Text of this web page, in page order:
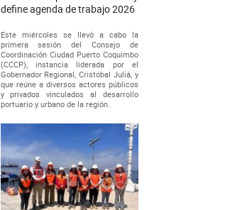
define agenda de trabajo 2026
Este miércoles se llevó a cabo la
primera sesión del Consejo de
Coordinación Ciudad Puerto Coquimbo
(CCCP), instancia liderada por el
Gobernador Regional, Cristóbal Juliá, y
que reúne a diversos actores públicos
y privados vinculados al desarrollo
portuario y urbano de la región.